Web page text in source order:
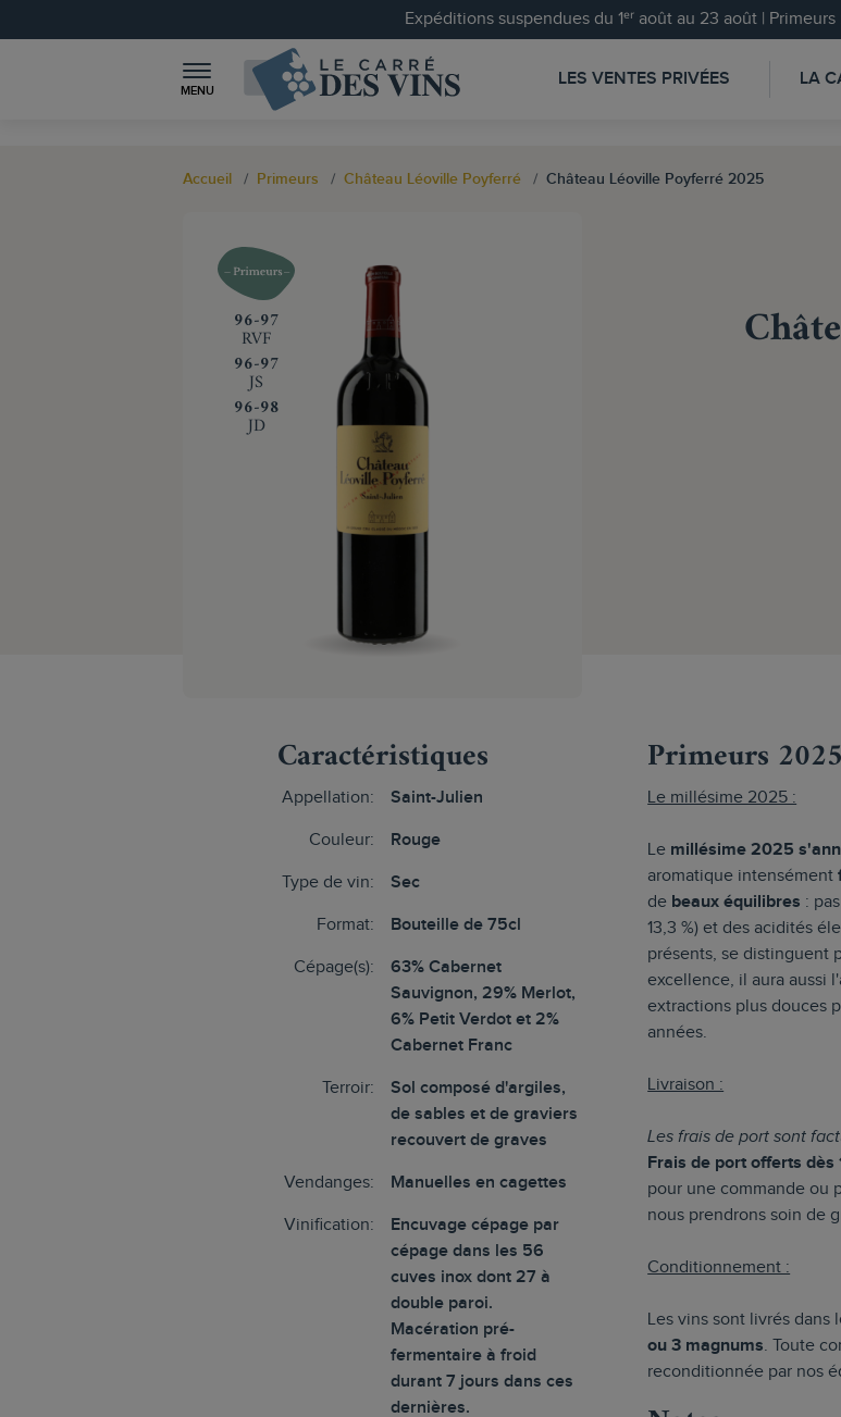
Expéditions suspendues du 1ᵉʳ août au 23 août |
MENU
LES VENTES PRIVÉES LA
Accueil Primeurs Château Léoville Poyferré Château Léoville Poyferré 2025
‍96-97
RVF
‍96-97
JS
‍96-98
JD
Caractéristiques
Appellation: Saint-Julien
Couleur: Rouge
Type de vin: Sec
Format: Bouteille de 75cl
Cépage(s):
63% Cabernet
Sauvignon, 29% Merlot,
6% Petit Verdot et 2%
Cabernet Franc
Terroir:
Sol composé d'argiles,
de sables et de graviers
recouvert de graves
Vendanges: Manuelles en cagettes
Vinification:
Encuvage cépage par
cépage dans les 56
cuves inox dont 27 à
double paroi.
Macération pré-
fermentaire à froid
durant 7 jours dans ces
dernières.
Primeurs 2025
Le millésime 2025 :
Le millésime 2025
aromatique intensément
de beaux équilibres :
13,3 %) et des acidités
présents, se distinguent
excellence, il aura aussi
extractions plus douces
années.
Livraison :
Les frais de port sont
Frais de port offerts
pour une commande ou
nous prendrons soin de
Conditionnement :
Les vins sont livrés
ou 3 magnums. Toute
reconditionnée par nos